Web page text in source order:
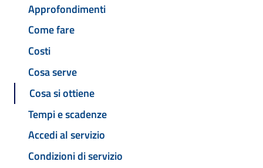
Approfondimenti
Come fare
Costi
Cosa serve
Cosa si ottiene
Tempi e scadenze
Accedi al servizio
Condizioni di servizio